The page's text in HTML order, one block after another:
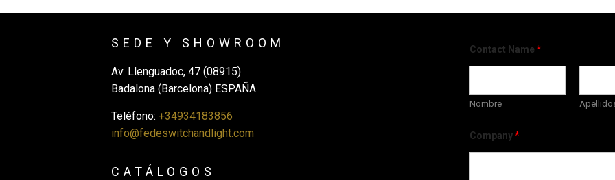
SEDE Y SHOWROOM
Av. Llenguadoc, 47 (08915)
Badalona (Barcelona) ESPAÑA
Teléfono: +34934183856
info@fedeswitchandlight.com
CATÁLOGOS
Contact Name *
Nombre
Company*